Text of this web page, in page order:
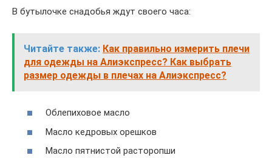
В бутылочке снадобья ждут своего часа:
Читайте также: Как правильно измерить плечи
для одежды на Алиэкспресс? Как выбрать
размер одежды в плечах на Алиэкспресс?
Облепиховое масло
Масло кедровых орешков
Масло пятнистой расторопши